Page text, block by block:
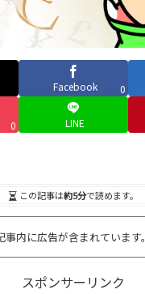
Facebook 0
0 LINE
この記事は約5分で読めます。
事内に広告が含まれています。
スポンサーリンク